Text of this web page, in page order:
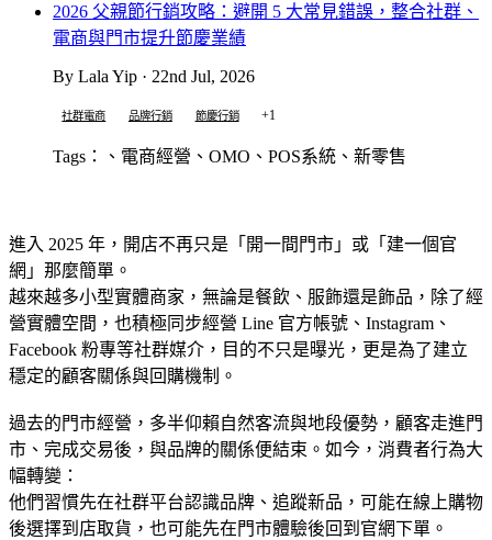
2026 父親節行銷攻略：避開 5 大常見錯誤，整合社群、
電商與門市提升節慶業績
By Lala Yip · 22nd Jul, 2026
社群電商 品牌行銷 節慶行銷 +1
Tags：、電商經營、OMO、POS系統、新零售
進入 2025 年，開店不再只是「開一間門市」或「建一個官
網」那麼簡單。
越來越多小型實體商家，無論是餐飲、服飾還是飾品，除了經
營實體空間，也積極同步經營 Line 官方帳號、Instagram、
Facebook 粉專等社群媒介，目的不只是曝光，更是為了建立
穩定的顧客關係與回購機制。
過去的門市經營，多半仰賴自然客流與地段優勢，顧客走進門
市、完成交易後，與品牌的關係便結束。如今，消費者行為大
幅轉變：
他們習慣先在社群平台認識品牌、追蹤新品，可能在線上購物
後選擇到店取貨，也可能先在門市體驗後回到官網下單。